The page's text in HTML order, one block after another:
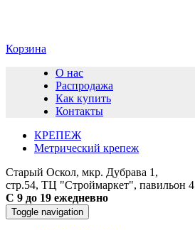
Корзина
О нас
Распродажа
Как купить
Контакты
КРЕПЕЖ
Метрический крепеж
Старый Оскол, мкр. Дубрава 1,
стр.54, ТЦ "Строймаркет", павильон 4
С 9 до 19 ежедневно
Toggle navigation